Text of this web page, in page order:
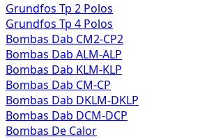
Grundfos Tp 2 Polos
Grundfos Tp 4 Polos
Bombas Dab CM2-CP2
Bombas Dab ALM-ALP
Bombas Dab KLM-KLP
Bombas Dab CM-CP
Bombas Dab DKLM-DKLP
Bombas Dab DCM-DCP
Bombas De Calor